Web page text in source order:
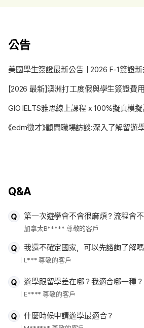
公告
《edm徵才》顧問職場訪談:深入了解留遊
Q&A
第一次遊學會不會很麻煩？流程會
加拿大B***** 尊敬的客戶
我還不確定國家，可以先諮詢了解嗎
L*** 尊敬的客戶
遊學跟留學差在哪？我適合哪一種？
E**** 尊敬的客戶
什麼時候申請遊學最適合？